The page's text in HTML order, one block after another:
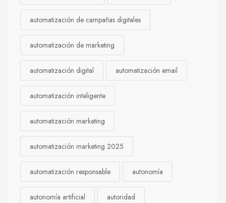
automatización de campañas digitales
automatización de marketing
automatización digital automatización email
automatización inteligente
automatización marketing
automatización marketing 2025
automatización responsable autonomía
autonomía artificial autoridad